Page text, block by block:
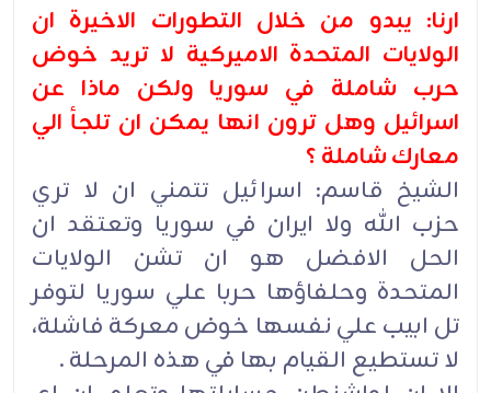
ارنا: يبدو من خلال التطورات الاخيرة ان
الولايات المتحدة الاميركية لا تريد خوض
حرب شاملة في سوريا ولكن ماذا عن
اسرائيل وهل ترون انها يمكن ان تلجأ الي
معارك شاملة ؟
الشيخ قاسم: اسرائيل تتمني ان لا تري
حزب الله ولا ايران في سوريا وتعتقد ان
الحل الافضل هو ان تشن الولايات
المتحدة وحلفاؤها حربا علي سوريا لتوفر
تل ابيب علي نفسها خوض معركة فاشلة،
لا تستطيع القيام بها في هذه المرحلة .